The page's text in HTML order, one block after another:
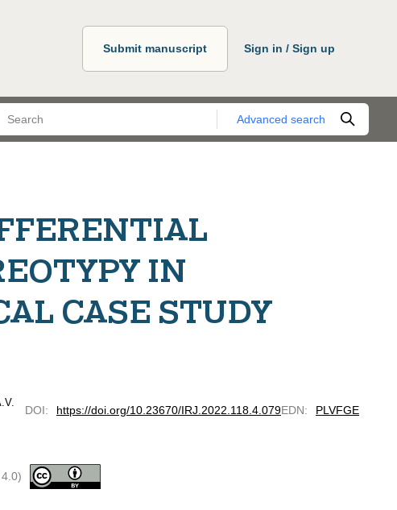
Submit manuscript Sign in / Sign up
Advanced search
IN
CASE STUDY
DOI: https://doi.org/10.23670/IRJ.2022.118.4.079EDN: PLVFGE